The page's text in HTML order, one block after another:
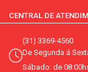
CENTRAL DE
(31) 3369-4560
De Segunda á
Sábado: de